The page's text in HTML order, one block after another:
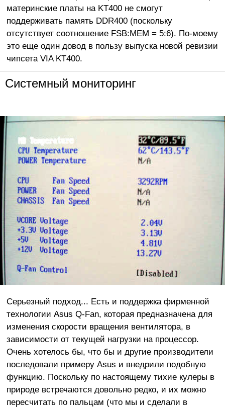
материнские платы на KT400 не смогут
поддерживать память DDR400 (поскольку
отсутствует соотношение FSB:MEM = 5:6). По-моему
это еще один довод в пользу выпуска новой ревизии
чипсета VIA KT400.
Cистемный мониторинг
Серьезный подход... Есть и поддержка фирменной
технологии Asus Q-Fan, которая предназначена для
изменения скорости вращения вентилятора, в
зависимости от текущей нагрузки на процессор.
Очень хотелось бы, что бы и другие производители
последовали примеру Asus и внедрили подобную
функцию. Поскольку по настоящему тихие кулеры в
природе встречаются довольно редко, и их можно
пересчитать по пальцам (что мы и сделали в